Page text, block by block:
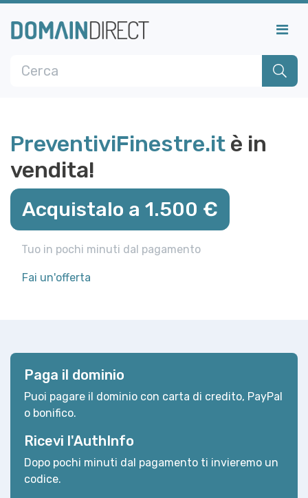
PreventiviFinestre.it è in
vendita!
Acquistalo a 1.500 €
Tuo in pochi minuti dal pagamento
Fai un'offerta
Paga il dominio
Puoi pagare il dominio con carta di credito, PayPal
o bonifico.
Ricevi l'AuthInfo
Dopo pochi minuti dal pagamento ti invieremo un
codice.